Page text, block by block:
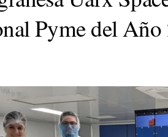
Pyme del Año